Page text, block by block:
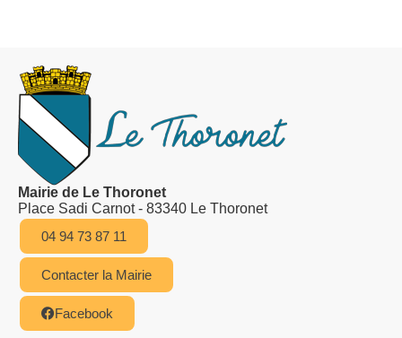
Mairie de Le Thoronet
Place Sadi Carnot - 83340 Le Thoronet
04 94 73 87 11
Contacter la Mairie
Facebook